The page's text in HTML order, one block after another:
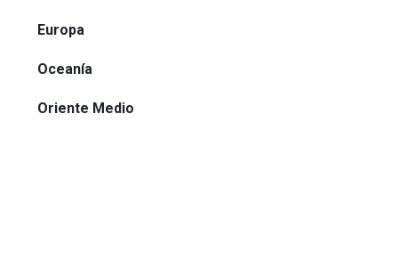
Europa
Oceanía
Oriente Medio